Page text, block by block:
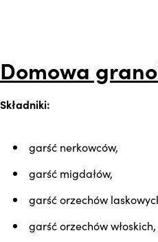
Domowa
Składniki:
garść nerkowców,
garść migdałów,
garść orzechów
garść orzechów włoskich,